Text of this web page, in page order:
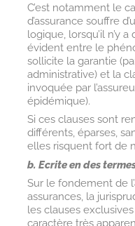
C’est notamment le
d’assurance souffre
logique, lorsqu’il n’y
évident entre le
sollicite la garantie
administrative) et la
invoquée par
épidémique).
Si ces clauses sont
différents, éparses,
elles risquent fort de
b. Ecrite en des
Sur le fondement de
assurances, la
les clauses
caractère très